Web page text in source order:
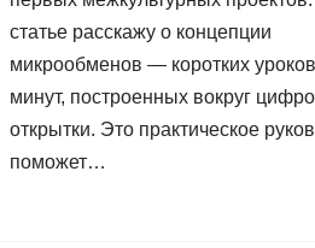
статье расскажу о концепции
микрообменов — коротких
минут, построенных вокруг
открытки. Это практическое
поможет…